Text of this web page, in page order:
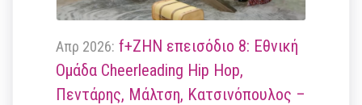
Απρ 2026: f+ΖΗΝ επεισόδιο 8: Εθνική
Ομάδα Cheerleading Hip Hop,
Πεντάρης, Μάλτση, Κατσινόπουλος –